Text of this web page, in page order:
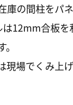
の間柱をパ
12mm合板
現場でくみ上